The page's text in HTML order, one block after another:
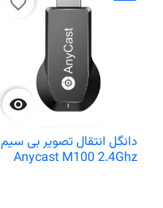

دانگل انتقال تصویر بی سیم
Anycast M100 2.4Ghz